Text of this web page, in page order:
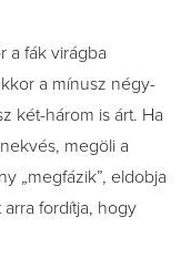
a fák virágba
a mínusz négy-
két-három is árt. Ha
megöli a
„megfázik”, eldobja
fordítja, hogy